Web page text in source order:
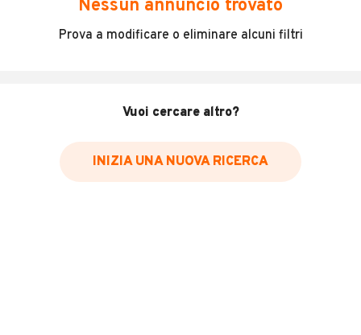
Incidenti in cui è stato coinvolto il veicolo
Data e luogo delle revisioni effettuate
Inserisci il numero di targa per verificare la disponibilità
Nessun annuncio trovato
Prova a modificare o eliminare alcuni filtri
Vuoi cercare altro?
INIZIA UNA NUOVA RICERCA